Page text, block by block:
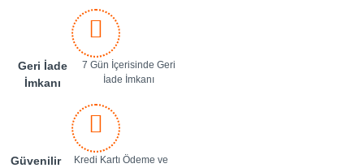
Geri İade
İmkanı
7 Gün İçerisinde Geri
İade İmkanı
Güvenilir
Kredi Kartı Ödeme ve